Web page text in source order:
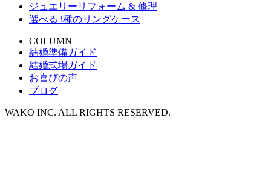
ジュエリーリフォーム & 修理
選べる3種のリングケース
COLUMN
結婚準備ガイド
結婚式場ガイド
お喜びの声
ブログ
WAKO INC. ALL RIGHTS RESERVED.